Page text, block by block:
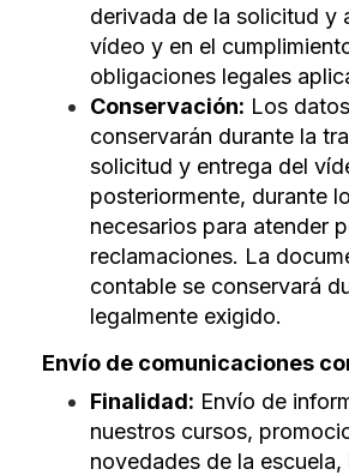
derivada de la solicitud y
vídeo y en el
obligaciones legales
Conservación: Los
conservarán durante la
solicitud y entrega del
posteriormente, durante
necesarios para atender
reclamaciones. La
contable se conservará
legalmente exigido.
Envío de comunicaciones
Finalidad: Envío de
nuestros cursos,
novedades de la